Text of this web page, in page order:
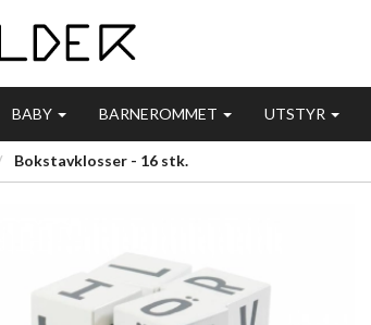
BABY BARNEROMMET UTSTYR
Bokstavklosser - 16 stk.